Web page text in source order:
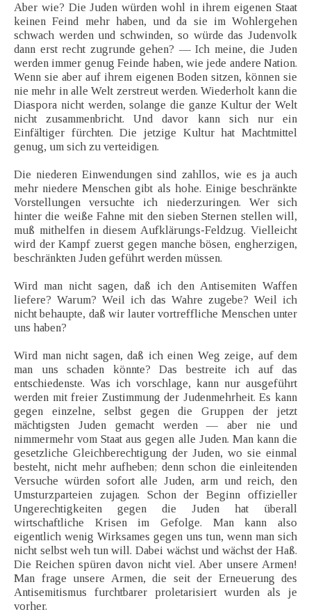
Aber wie? Die Juden würden wohl in ihrem eigenen Staat
keinen Feind mehr haben, und da sie im Wohlergehen
schwach werden und schwinden, so würde das Judenvolk
dann erst recht zugrunde gehen? — Ich meine, die Juden
werden immer genug Feinde haben, wie jede andere Nation.
Wenn sie aber auf ihrem eigenen Boden sitzen, können sie
nie mehr in alle Welt zerstreut werden. Wiederholt kann die
Diaspora nicht werden, solange die ganze Kultur der Welt
nicht zusammenbricht. Und davor kann sich nur ein
Einfältiger fürchten. Die jetzige Kultur hat Machtmittel
genug, um sich zu verteidigen.
Die niederen Einwendungen sind zahllos, wie es ja auch
mehr niedere Menschen gibt als hohe. Einige beschränkte
Vorstellungen versuchte ich niederzuringen. Wer sich
hinter die weiße Fahne mit den sieben Sternen stellen will,
muß mithelfen in diesem Aufklärungs-Feldzug. Vielleicht
wird der Kampf zuerst gegen manche bösen, engherzigen,
beschränkten Juden geführt werden müssen.
Wird man nicht sagen, daß ich den Antisemiten Waffen
liefere? Warum? Weil ich das Wahre zugebe? Weil ich
nicht behaupte, daß wir lauter vortreffliche Menschen unter
uns haben?
Wird man nicht sagen, daß ich einen Weg zeige, auf dem
man uns schaden könnte? Das bestreite ich auf das
entschiedenste. Was ich vorschlage, kann nur ausgeführt
werden mit freier Zustimmung der Judenmehrheit. Es kann
gegen einzelne, selbst gegen die Gruppen der jetzt
mächtigsten Juden gemacht werden — aber nie und
nimmermehr vom Staat aus gegen alle Juden. Man kann die
gesetzliche Gleichberechtigung der Juden, wo sie einmal
besteht, nicht mehr aufheben; denn schon die einleitenden
Versuche würden sofort alle Juden, arm und reich, den
Umsturzparteien zujagen. Schon der Beginn offizieller
Ungerechtigkeiten gegen die Juden hat überall
wirtschaftliche Krisen im Gefolge. Man kann also
eigentlich wenig Wirksames gegen uns tun, wenn man sich
nicht selbst weh tun will. Dabei wächst und wächst der Haß.
Die Reichen spüren davon nicht viel. Aber unsere Armen!
Man frage unsere Armen, die seit der Erneuerung des
Antisemitismus furchtbarer proletarisiert wurden als je
vorher.